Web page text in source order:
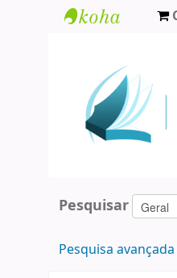
Agamenon
Magalhães
Pesquisar
Pesquisa avançada